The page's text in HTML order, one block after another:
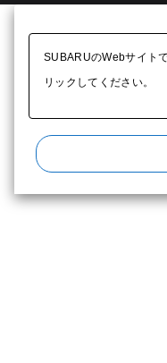
SUBARUのWebサイト
リックしてください。​